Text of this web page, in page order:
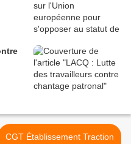
CGT Établissement Traction